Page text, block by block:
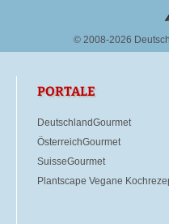
© 2008-2026
PORTALE
DeutschlandGourmet
ÖsterreichGourmet
SuisseGourmet
Plantscape Vegane